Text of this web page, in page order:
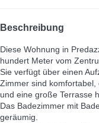
Beschreibung
Diese Wohnung in
hundert Meter vom
Sie verfügt über einen
Zimmer sind
und eine große Terrasse
Das Badezimmer mit
geräumig.